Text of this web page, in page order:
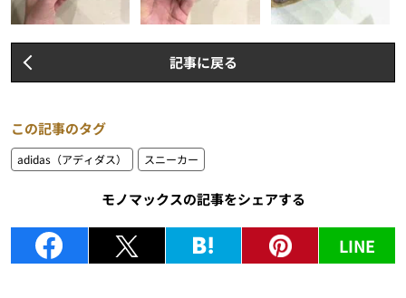
記事に戻る
この記事のタグ
adidas（アディダス） スニーカー
モノマックスの記事をシェアする
LINE